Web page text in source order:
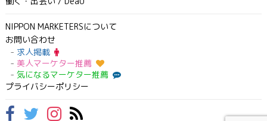
NIPPON MARKETERSについて
お問い合わせ
求人掲載
美人マーケター推薦
気になるマーケター推薦
プライバシーポリシー